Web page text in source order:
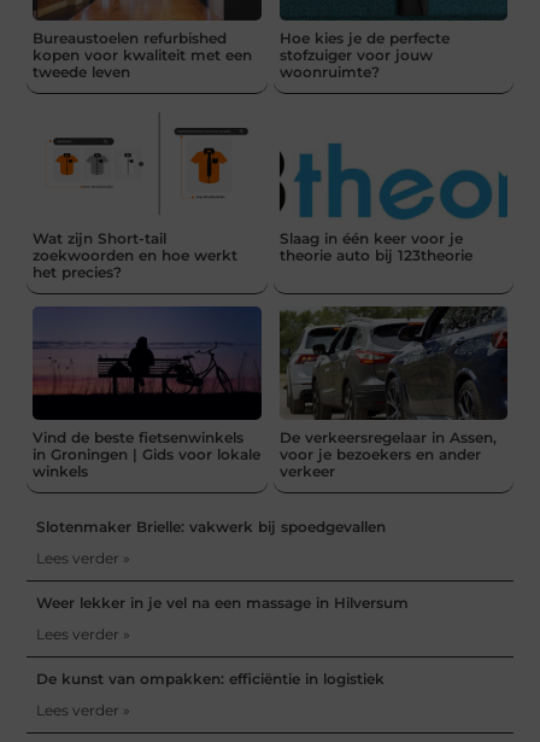
Bureaustoelen refurbished
kopen voor kwaliteit met een
tweede leven
Hoe kies je de perfecte
stofzuiger voor jouw
woonruimte?
Wat zijn Short-tail
zoekwoorden en hoe werkt
het precies?
Slaag in één keer voor je
theorie auto bij 123theorie
Vind de beste fietsenwinkels
in Groningen | Gids voor lokale
winkels
De verkeersregelaar in Assen,
voor je bezoekers en ander
verkeer
Slotenmaker Brielle: vakwerk bij spoedgevallen
Lees verder »
Weer lekker in je vel na een massage in Hilversum
Lees verder »
De kunst van ompakken: efficiëntie in logistiek
Lees verder »